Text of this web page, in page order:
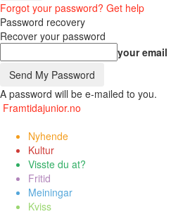
Forgot your password? Get help
Password recovery
Recover your password
your email
A password will be e-mailed to you.
Framtidajunior.no
Nyhende
Kultur
Visste du at?
Fritid
Meiningar
Kviss